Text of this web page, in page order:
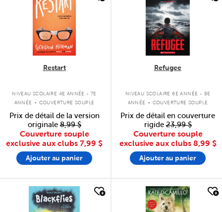
Restart
NIVEAU SCOLAIRE 4E ANNÉE - 7E
ANNÉE . COUVERTURE SOUPLE
Prix de détail de la version
originale8,99 $
Couverture souple
exclusive aux clubs 7,99 $
Ajouter au panier
Refugee
NIVEAU SCOLAIRE 6E ANNÉE - 9E
ANNÉE . COUVERTURE SOUPLE
Prix de détail en couverture
rigide23,99 $
Couverture souple
exclusive aux clubs 8,99 $
Ajouter au panier
quick look quick look